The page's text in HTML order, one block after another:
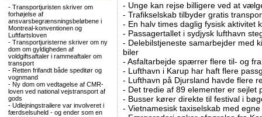
- Transportjuristen skriver om
forhøjelse af
ansvarsbegrænsningsbeløbene i
Montreal-konventionen og
Luftfartsloven
- Transportjuristerne skriver om ny
dom om gyldigheden af
voldgiftsaftaler i rammeaftaler om
transport
- Retten frifandt både speditør og
vognmand
- Ny dom om vedtagelse af CMR-
loven ved national vejstransport af
gods
- Udlejningstrailere var involveret i
færdselsuheld - og ender som en
- Unge kan rejse billigere ved at
- Trafikselskab tilbyder gratis
- En halv times daglig fysisk aktivitet
- Passagertallet i sydjysk lufthavn
- Delebilstjeneste samarbejder med
biler
- Asfaltarbejde spærrer flere til- og
- Lufthavn i Karup har haft flere
- Lufthavn på Djursland havde flere
- Det tredie af 89 elementer er sejlet
- Busser kører direkte til festival i
- Vietnamesisk taxiselskab med